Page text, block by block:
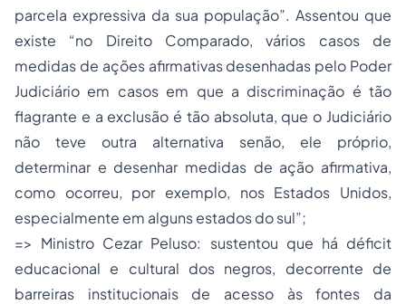
parcela expressiva da sua população”. Assentou que
existe “no Direito Comparado, vários casos de
medidas de ações afirmativas desenhadas pelo Poder
Judiciário em casos em que a discriminação é tão
flagrante e a exclusão é tão absoluta, que o Judiciário
não teve outra alternativa senão, ele próprio,
determinar e desenhar medidas de ação afirmativa,
como ocorreu, por exemplo, nos Estados Unidos,
especialmente em alguns estados do sul”;
=> Ministro Cezar Peluso: sustentou que há déficit
educacional e cultural dos negros, decorrente de
barreiras institucionais de acesso às fontes da